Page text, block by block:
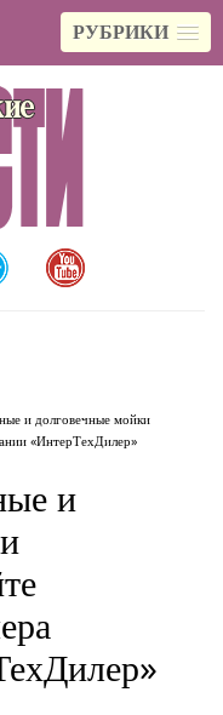
РУБРИКИ
и долговечные мойки
«ИнтерТехДилер»
и